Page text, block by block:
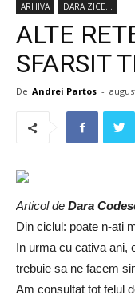
ARHIVA DARA ZICE...
ALTE
SFARSIT
De Andrei Partos -
Articol de Dara
Din ciclul: poate n-ati
In urma cu cativa ani,
trebuie sa ne facem
Am consultat tot felul